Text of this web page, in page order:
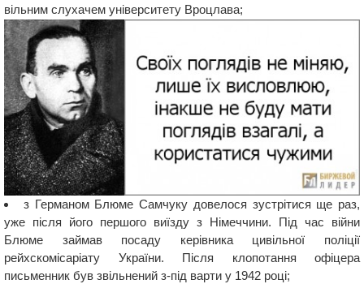
вільним слухачем університету Вроцлава;
з Германом Блюме Самчуку довелося зустрітися ще раз,
уже після його першого виїзду з Німеччини. Під час війни
Блюме займав посаду керівника цивільної поліції
рейхскомісаріату України. Після клопотання офіцера
письменник був звільнений з-під варти у 1942 році;